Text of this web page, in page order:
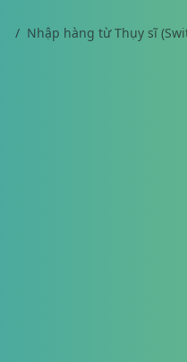
Nhập hàng từ Thụy sĩ